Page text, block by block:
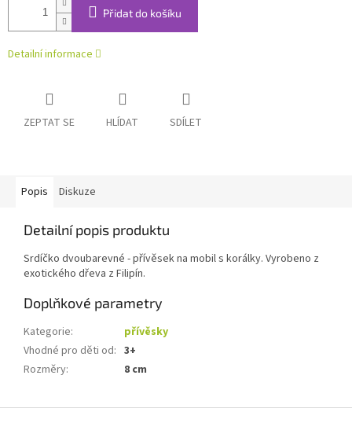
Přidat do košíku
Detailní informace
ZEPTAT SE HLÍDAT SDÍLET
Popis Diskuze
Detailní popis produktu
Srdíčko dvoubarevné - přívěsek na mobil s korálky. Vyrobeno z
exotického dřeva z Filipín.
Doplňkové parametry
Kategorie:
přívěsky
Vhodné pro děti od: 3+
Rozměry: 8 cm